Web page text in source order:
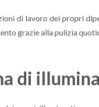
di lavoro dei propri
grazie alla pulizia
di